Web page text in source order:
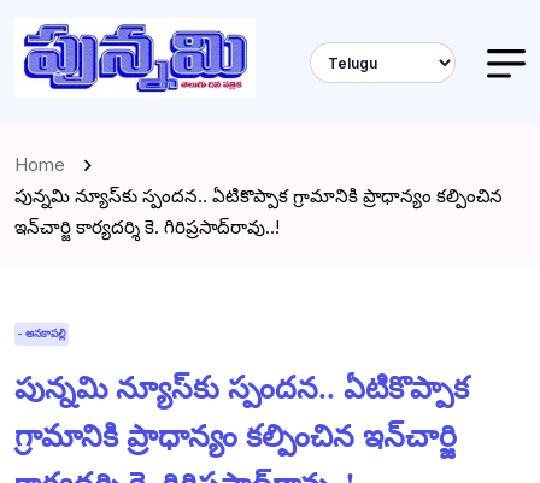
Home
పున్నమి న్యూస్‌కు స్పందన.. ఏటికొప్పాక గ్రామానికి ప్రాధాన్యం కల్పించిన
ఇన్‌చార్జి కార్యదర్శి కె. గిరిప్రసాద్‌రావు..!
- అనకాపల్లి
పున్నమి న్యూస్‌కు స్పందన.. ఏటికొప్పాక
గ్రామానికి ప్రాధాన్యం కల్పించిన ఇన్‌చార్జి